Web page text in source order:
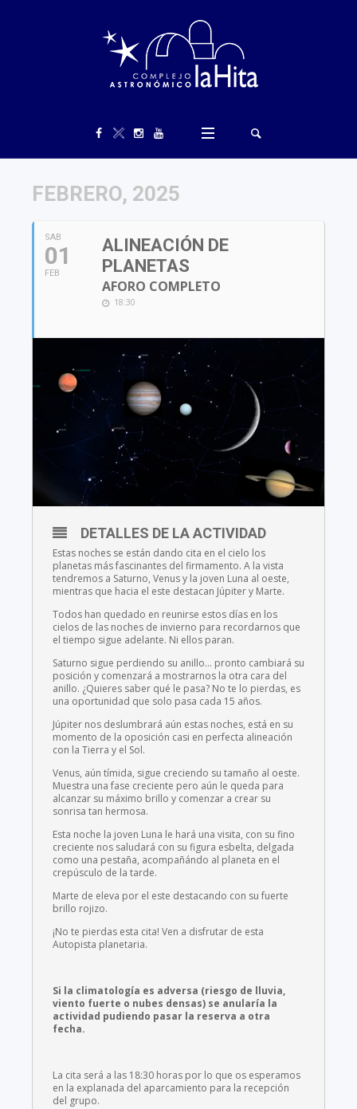
FEBRERO, 2025
SAB
01
FEB
ALINEACIÓN DE
PLANETAS
AFORO COMPLETO
18:30
DETALLES DE LA ACTIVIDAD
Estas noches se están dando cita en el cielo los
planetas más fascinantes del firmamento. A la vista
tendremos a Saturno, Venus y la joven Luna al oeste,
mientras que hacia el este destacan Júpiter y Marte.
Todos han quedado en reunirse estos días en los
cielos de las noches de invierno para recordarnos que
el tiempo sigue adelante. Ni ellos paran.
Saturno sigue perdiendo su anillo… pronto cambiará su
posición y comenzará a mostrarnos la otra cara del
anillo. ¿Quieres saber qué le pasa? No te lo pierdas, es
una oportunidad que solo pasa cada 15 años.
Júpiter nos deslumbrará aún estas noches, está en su
momento de la oposición casi en perfecta alineación
con la Tierra y el Sol.
Venus, aún tímida, sigue creciendo su tamaño al oeste.
Muestra una fase creciente pero aún le queda para
alcanzar su máximo brillo y comenzar a crear su
sonrisa tan hermosa.
Esta noche la joven Luna le hará una visita, con su fino
creciente nos saludará con su figura esbelta, delgada
como una pestaña, acompañándo al planeta en el
crepúsculo de la tarde.
Marte de eleva por el este destacando con su fuerte
brillo rojizo.
¡No te pierdas esta cita! Ven a disfrutar de esta
Autopista planetaria.
Si la climatología es adversa (riesgo de lluvia,
viento fuerte o nubes densas) se anularía la
actividad pudiendo pasar la reserva a otra
fecha.
La cita será a las 18:30 horas por lo que os esperamos
en la explanada del aparcamiento para la recepción
del grupo.